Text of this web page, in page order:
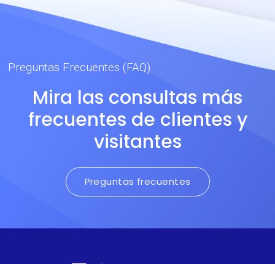
Preguntas Frecuentes (FAQ)
Mira las consultas más
frecuentes de clientes y
visitantes
Preguntas frecuentes